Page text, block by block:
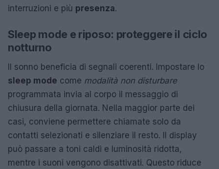
interruzioni e più presenza.
Sleep mode e riposo: proteggere il ciclo
notturno
Il sonno beneficia di segnali coerenti. Impostare lo
sleep mode come modalità non disturbare
programmata invia al corpo il messaggio di
chiusura della giornata. Nella maggior parte dei
casi, conviene permettere chiamate solo da
contatti selezionati e silenziare il resto. Il display
può passare a toni caldi e luminosità ridotta,
mentre i suoni vengono disattivati. Questo riduce